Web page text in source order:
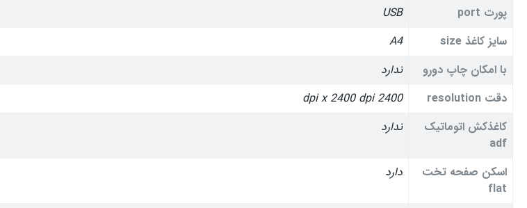
پورت port
USB
سایز کاغذ size
A4
با امکان چاپ دورو
ندارد
دقت resolution
2400 dpi x 2400 dpi
کاغذکش اتوماتیک
adf
ندارد
اسکن صفحه تخت
flat
دارد